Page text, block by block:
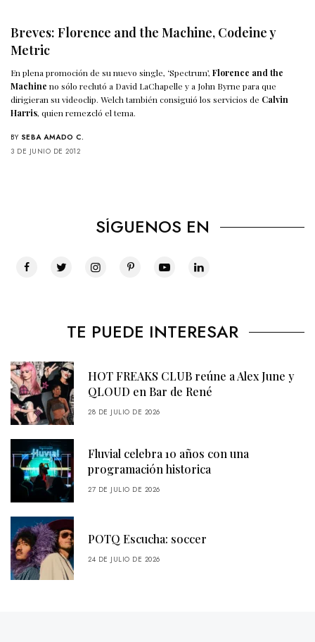
Breves: Florence and the Machine, Codeine y
Metric
En plena promoción de su nuevo single, ‘Spectrum’,Florence and the
Machine no sólo reclutó a David LaChapelle y a John Byrne para que
dirigieran su videoclip. Welch también consiguió los servicios de Calvin
Harris, quien remezcló el tema.
BY SEBA AMADO C.
3 DE JUNIO DE 2012
SÍGUENOS EN
TE PUEDE INTERESAR
HOT FREAKS CLUB reúne a Alex June y
QLOUD en Bar de René
28 DE JULIO DE 2026
Fluvial celebra 10 años con una
programación historica
27 DE JULIO DE 2026
POTQ Escucha: soccer
24 DE JULIO DE 2026